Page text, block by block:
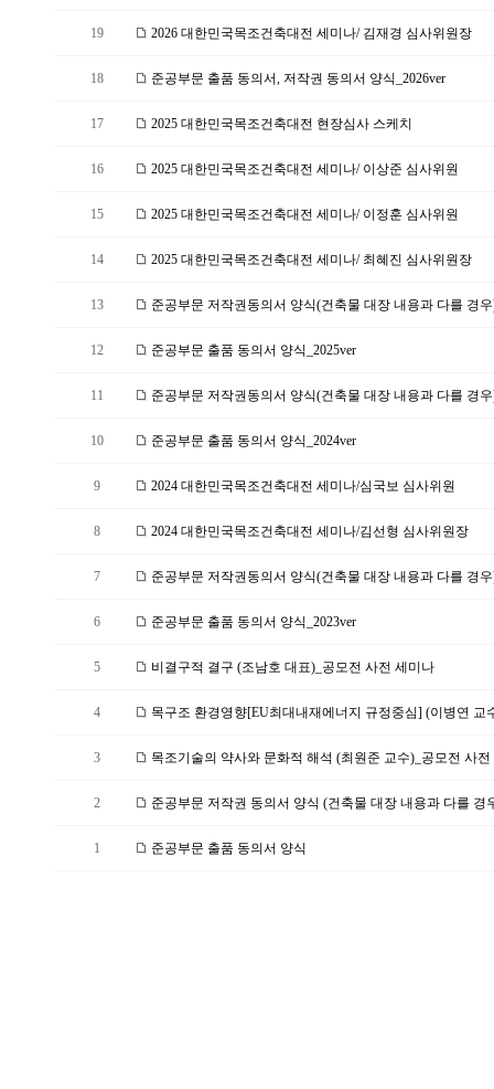
19 2026 대한민국목조건축대전 세미나/ 김재경 심사위원장
18 준공부문 출품 동의서, 저작권 동의서 양식_2026ver
17 2025 대한민국목조건축대전 현장심사 스케치
16 2025 대한민국목조건축대전 세미나/ 이상준 심사위원
15 2025 대한민국목조건축대전 세미나/ 이정훈 심사위원
14 2025 대한민국목조건축대전 세미나/ 최혜진 심사위원장
13 준공부문 저작권동의서 양식(건축물 대장 내용과 다를 경우
12 준공부문 출품 동의서 양식_2025ver
11 준공부문 저작권동의서 양식(건축물 대장 내용과 다를 경우
10 준공부문 출품 동의서 양식_2024ver
9 2024 대한민국목조건축대전 세미나/심국보 심사위원
8 2024 대한민국목조건축대전 세미나/김선형 심사위원장
7 준공부문 저작권동의서 양식(건축물 대장 내용과 다를 경우
6 준공부문 출품 동의서 양식_2023ver
5 비결구적 결구 (조남호 대표)_공모전 사전 세미나
4 목구조 환경영향[EU최대내재에너지 규정중심] (이병연 교
3 목조기술의 약사와 문화적 해석 (최원준 교수)_공모전 사전
2 준공부문 저작권 동의서 양식 (건축물 대장 내용과 다를 경
1 준공부문 출품 동의서 양식